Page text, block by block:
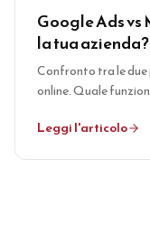
Google Ads vs
la tua azienda?
Confronto tra le
online. Quale
Leggi l'articolo